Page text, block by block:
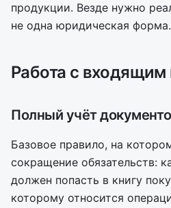
продукции. Везде нужно
не одна юридическая форма.
Работа с входящим
Полный учёт
Базовое правило, на
сокращение обязательств:
должен попасть в книгу
которому относится